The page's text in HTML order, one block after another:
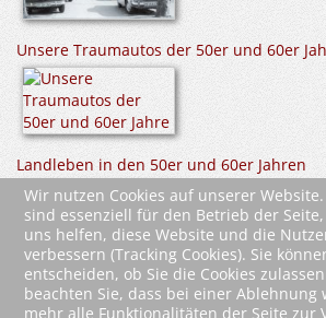
Unsere Traumautos der 50er und 60er
Landleben in den 50er und 60er Jahren
Wir nutzen Cookies auf unserer
sind essenziell für den Betrieb der
uns helfen, diese Website und die
verbessern (Tracking Cookies). Sie
entscheiden, ob Sie die Cookies
beachten Sie, dass bei einer Ablehnung
mehr alle Funktionalitäten der Seite zur